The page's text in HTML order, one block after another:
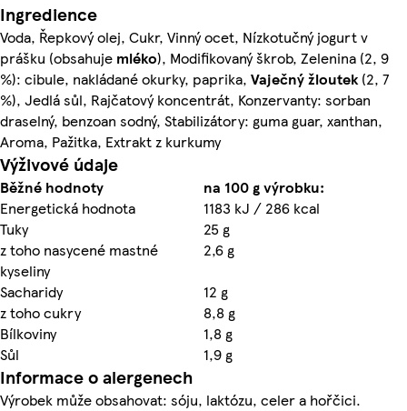
Ingredience
Voda, Řepkový olej, Cukr, Vinný ocet, Nízkotučný jogurt v
prášku (obsahuje mléko), Modifikovaný škrob, Zelenina (2, 9
%): cibule, nakládané okurky, paprika, Vaječnýžloutek(2, 7
%), Jedlá sůl, Rajčatový koncentrát, Konzervanty: sorban
draselný, benzoan sodný, Stabilizátory: guma guar, xanthan,
Aroma, Pažitka, Extrakt z kurkumy
Výživové údaje
Běžné hodnoty
na 100 g výrobku:
Energetická hodnota
1183 kJ / 286 kcal
Tuky
25 g
z toho nasycené mastné
kyseliny
2,6 g
Sacharidy
12 g
z toho cukry
8,8 g
Bílkoviny
1,8 g
Sůl
1,9 g
Informace o alergenech
Výrobek může obsahovat: sóju, laktózu, celer a hořčici.